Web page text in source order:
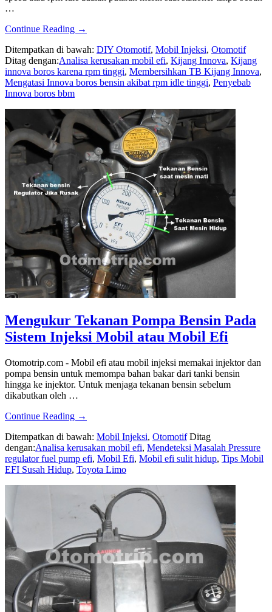
…
Continue Reading about
Idle
Tinggi
Penyebab
Kijang
Boros
BBM
→
Ditempatkan di bawah: DIY Otomotif, Mobil Injeksi, Otomotif
Ditag dengan:Analisa kerusakan mobil efi, Kijang Innova, Kijang
innova boros karena rpm tinggi, Membersihkan TB Kijang Innova,
Mengatasi Innova boros bensin akibat rpm idle tinggi, Penyebab
Innova boros bbm
Mengukur Tekanan Pompa Bensin Pada
Sistem Injeksi Mobil atau Mobil Efi
Otomotrip.com - Mobil efi atau mobil injeksi memakai injektor dan
pompa bensin untuk memompa bahan bakar dari tanki bensin
hingga ke injektor. Untuk menjaga tekanan bensin sebelum
dikabutkan oleh …
Continue Reading about
Tekanan
Pompa
Bensin
Pada
Mobil
atau
Efi
→
Ditempatkan di bawah: Mobil Injeksi, Otomotif Ditag
dengan:Analisa kerusakan mobil efi, Mendeteksi Masalah Pressure
regulator fuel pump efi, Mobil Efi, Mobil efi sulit hidup, Tips Mobil
EFI Susah Hidup, Toyota Limo